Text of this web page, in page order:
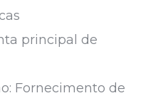
principal de
Fornecimento de